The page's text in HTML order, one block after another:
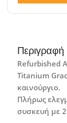
Περιγραφή
Refurbished
Titanium
καινούργιο.
Πλήρως
συσκευή με